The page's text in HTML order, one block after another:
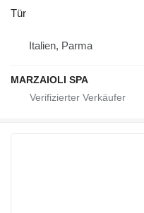
Tür
Italien, Parma
MARZAIOLI SPA